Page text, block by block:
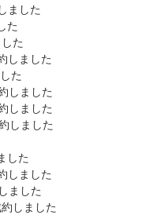
ました
た
た
しました
た
しました
しました
しました
した
しました
ました
しました